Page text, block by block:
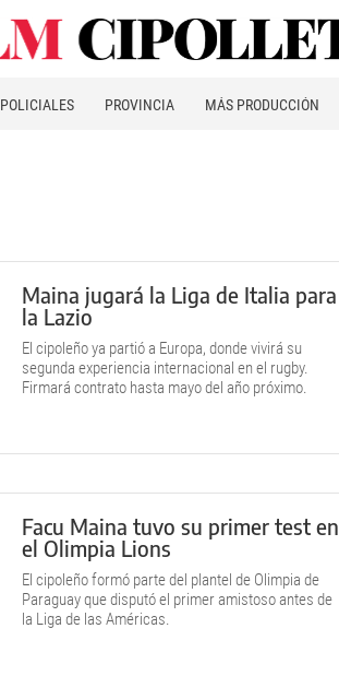
POLICIALES PROVINCIA MÁS PRODUCCIÓN
Maina jugará la Liga de Italia para
la Lazio
El cipoleño ya partió a Europa, donde vivirá su
segunda experiencia internacional en el rugby.
Firmará contrato hasta mayo del año próximo.
Facu Maina tuvo su primer test en
el Olimpia Lions
El cipoleño formó parte del plantel de Olimpia de
Paraguay que disputó el primer amistoso antes de
la Liga de las Américas.